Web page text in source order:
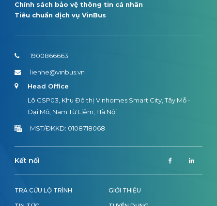
Chính sách bảo vệ thông tin cá nhân
Tiêu chuẩn dịch vụ VinBus
TRA CỨU LỘ TRÌNH GIỚI THIỆU
1900866663
lienhe@vinbus.vn
Head Office
Lô GSP03, Khu Đô thị Vinhomes Smart City, Tây Mỗ -
Đại Mỗ, Nam Từ Liêm, Hà Nội
MST/ĐKKD: 0108718068
Kết nối